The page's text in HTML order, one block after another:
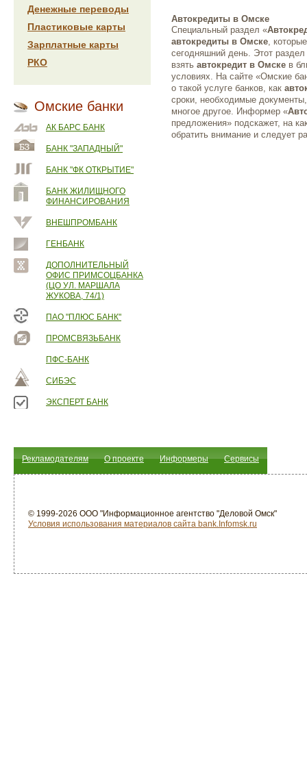
Денежные переводы
Пластиковые карты
Зарплатные карты
РКО
Омские банки
АК БАРС БАНК
БАНК "ЗАПАДНЫЙ"
БАНК "ФК ОТКРЫТИЕ"
БАНК ЖИЛИЩНОГО
ФИНАНСИРОВАНИЯ
ВНЕШПРОМБАНК
ГЕНБАНК
ДОПОЛНИТЕЛЬНЫЙ
ОФИС ПРИМСОЦБАНКА
(ЦО УЛ. МАРШАЛА
ЖУКОВА, 74/1)
ПАО "ПЛЮС БАНК"
ПРОМСВЯЗЬБАНК
ПФС-БАНК
СИБЭС
ЭКСПЕРТ БАНК
Автокредиты в Омске
Специальный раздел «
автокредиты в Омске,
сегодняшний день. Этот
взять автокредит в Омске в
условиях. На сайте «Омские
о такой услуге банков, как
сроки, необходимые
многое другое. Информер «
предложения» подскажет, на
обратить внимание и следует
Рекламодателям О проекте Информеры Сервисы
© 1999-2026 ООО "Информационное агентство "Деловой Омск"
Условия использования материалов сайта bank.Infomsk.ru